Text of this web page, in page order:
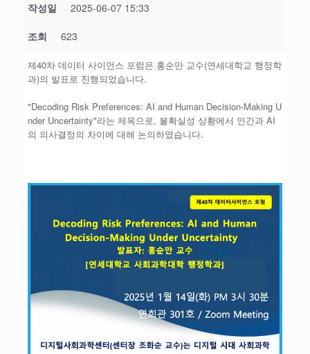
작성일 2025-06-07 15:33
조회 623
제40차 데이터 사이언스 포럼은 홍순만 교수(연세대학교 행정학
과)의 발표로 진행되었습니다.
"Decoding Risk Preferences: AI and Human Decision-Making U
nder Uncertainty"라는 제목으로, 불확실성 상황에서 인간과 AI
의 의사결정의 차이에 대해 논의하였습니다.